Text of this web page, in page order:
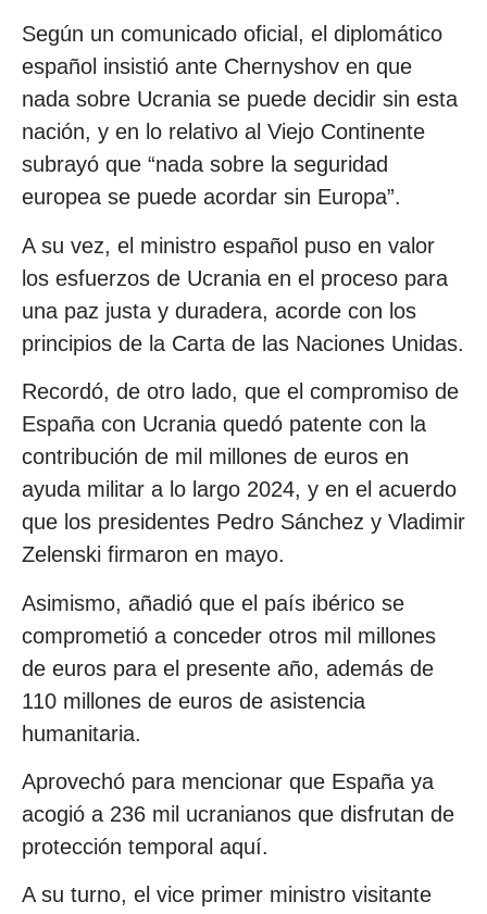
Según un comunicado oficial, el diplomático
español insistió ante Chernyshov en que
nada sobre Ucrania se puede decidir sin esta
nación, y en lo relativo al Viejo Continente
subrayó que “nada sobre la seguridad
europea se puede acordar sin Europa”.
A su vez, el ministro español puso en valor
los esfuerzos de Ucrania en el proceso para
una paz justa y duradera, acorde con los
principios de la Carta de las Naciones Unidas.
Recordó, de otro lado, que el compromiso de
España con Ucrania quedó patente con la
contribución de mil millones de euros en
ayuda militar a lo largo 2024, y en el acuerdo
que los presidentes Pedro Sánchez y Vladimir
Zelenski firmaron en mayo.
Asimismo, añadió que el país ibérico se
comprometió a conceder otros mil millones
de euros para el presente año, además de
110 millones de euros de asistencia
humanitaria.
Aprovechó para mencionar que España ya
acogió a 236 mil ucranianos que disfrutan de
protección temporal aquí.
A su turno, el vice primer ministro visitante